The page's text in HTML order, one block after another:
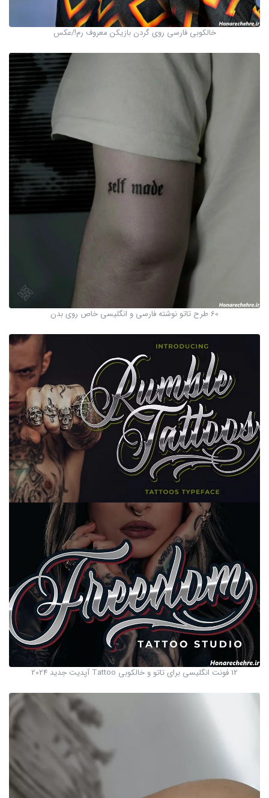
خالکوبی فارسی روی گردن بازیکن معروف رم!/عکس
60 طرح تاتو نوشته فارسی و انگلیسی خاص روی بدن
12 فونت انگلیسی برای تاتو و خالکوبی Tattoo آپدیت جدید 2024